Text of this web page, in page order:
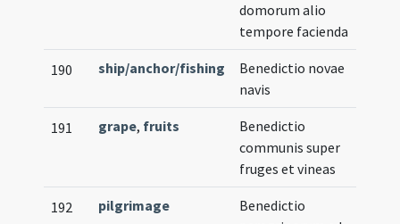
domorum alio
tempore facienda
190 ship/anchor/fishing
Benedictio novae
navis
191 grape, fruits
Benedictio
communis super
fruges et vineas
192 pilgrimage
Benedictio